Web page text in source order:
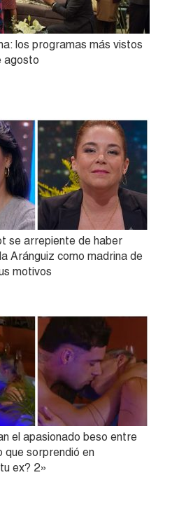
los programas más vistos
agosto
se arrepiente de haber
Aránguiz como madrina de
motivos
el apasionado beso entre
que sorprendió en
ex? 2»